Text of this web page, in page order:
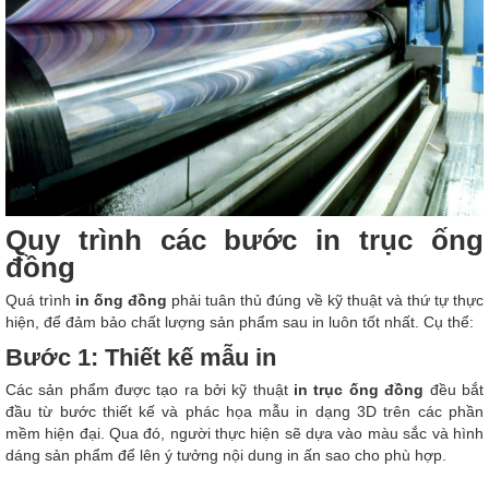
Quy trình các bước in trục ống
đồng
Quá trình in ống đồng phải tuân thủ đúng về kỹ thuật và thứ tự thực
hiện, để đảm bảo chất lượng sản phẩm sau in luôn tốt nhất. Cụ thể:
Bước 1: Thiết kế mẫu in
Các sản phẩm được tạo ra bởi kỹ thuật in trục ống đồng đều bắt
đầu từ bước thiết kế và phác họa mẫu in dạng 3D trên các phần
mềm hiện đại. Qua đó, người thực hiện sẽ dựa vào màu sắc và hình
dáng sản phẩm để lên ý tưởng nội dung in ấn sao cho phù hợp.